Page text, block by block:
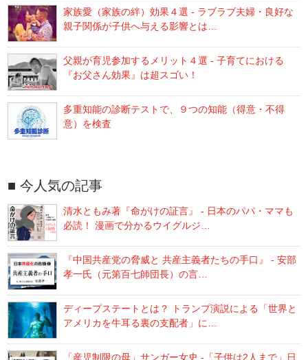
家族愛（家族の絆）効果４選 - ラブラブ夫婦・良好な
親子関係が子供へ与える影響とは…
父親が育児参加するメリット４選 - 子育てにおける
『お父さん効果』は超スゴい！
多重知能の診断テストで、９つの知能（得意・不得
意）を検査
今人気の記事
清水ともみ著『命がけの証言』 - 日本のパパ・ママも
必読！ 漫画で分かるウイグルジ…
『中国共産党の脅威と 共産主義者たちの手口』 - 安部
孝一氏（元第百七師団長）の言…
ディープステートとは？ トランプ演説による「世界と
アメリカを牛耳る裏の支配者」に…
「産児制限の母」サンガー女史 -「子供は2人まで」日